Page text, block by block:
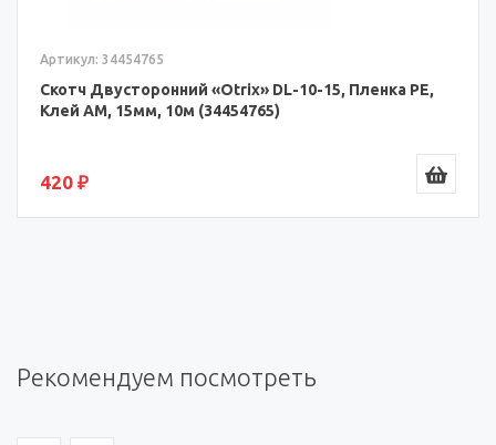
Артикул: 34454765
Скотч Двусторонний «Otrix» DL-10-15, Пленка PE,
Клей AM, 15мм, 10м (34454765)
420 ₽
Рекомендуем посмотреть